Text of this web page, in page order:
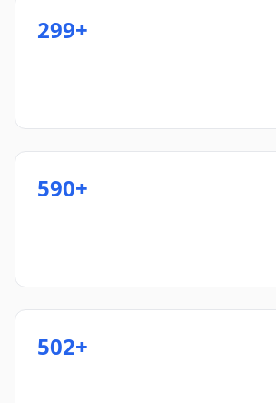
+299
+590
+502